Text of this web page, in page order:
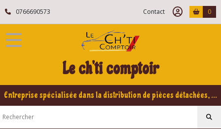
0766690573 Contact 0
Le ch'ti comptoir
Entreprise spécialisée dans la distribution de pièces détachées, refabrication pour voitures Yountimers Peugeot 205 GTI, 309 GTI - GTI16